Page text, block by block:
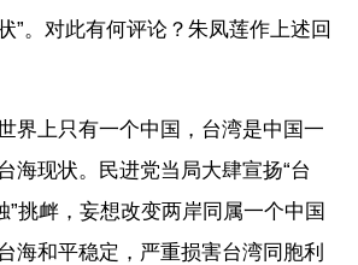
”。对此有何评论？朱凤莲作上述回
界上只有一个中国，台湾是中国一
海现状。民进党当局大肆宣扬“台
”挑衅，妄想改变两岸同属一个中国
海和平稳定，严重损害台湾同胞利